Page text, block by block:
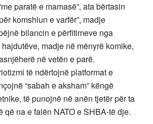
paratë e mamasë”, ata bërtasin
komshiun e varfër”, madje
bilancin e përfitimeve nga
madje në mënyrë komike,
në vetën e parë.
të ndërtojnë platformat e
“sabah e aksham” këngë
të punojnë në anën tjetër për ta
na e falën NATO e SHBA-të dje.